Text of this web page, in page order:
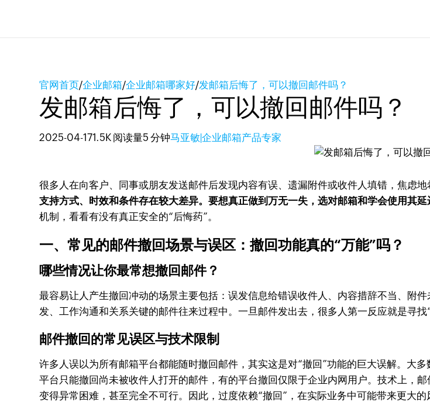
官网首页/企业邮箱/企业邮箱哪家好/发邮箱后悔了，可以撤回邮件吗？
发邮箱后悔了，可以撤回邮件吗？
2025-04-171.5K 阅读量5 分钟马亚敏|企业邮箱产品专家
很多人在向客户、同事或朋友发送邮件后发现内容有误、遗漏附件或收件人填错，焦虑地
支持方式、时效和条件存在较大差异。要想真正做到万无一失，选对邮箱和学会使用其
机制，看看有没有真正安全的“后悔药”。
一、常见的邮件撤回场景与误区：撤回功能真的“万能”吗？
哪些情况让你最常想撤回邮件？
最容易让人产生撤回冲动的场景主要包括：误发信息给错误收件人、内容措辞不当、附
发、工作沟通和关系关键的邮件往来过程中。一旦邮件发出去，很多人第一反应就是寻找
邮件撤回的常见误区与技术限制
许多人误以为所有邮箱平台都能随时撤回邮件，其实这是对“撤回”功能的巨大误解。大
平台只能撤回尚未被收件人打开的邮件，有的平台撤回仅限于企业内网用户。技术上，
变得异常困难，甚至完全不可行。因此，过度依赖“撤回”，在实际业务中可能带来更大的